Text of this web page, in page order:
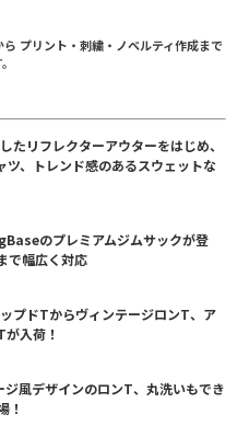
プリント・刺繍・ノベルティ作成まで
たリフレクターアウターをはじめ、
ツ、トレンド感のあるスウェットな
のプレミアムジムサックが登
で幅広く対応
プドTからヴィンテージロンT、ア
入荷！
ジ風デザインのロンT、丸洗いもでき
！